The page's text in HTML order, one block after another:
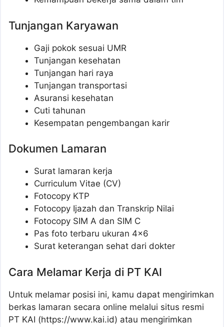
Tunjangan Karyawan
Gaji pokok sesuai UMR
Tunjangan kesehatan
Tunjangan hari raya
Tunjangan transportasi
Asuransi kesehatan
Cuti tahunan
Kesempatan pengembangan karir
Dokumen Lamaran
Surat lamaran kerja
Curriculum Vitae (CV)
Fotocopy KTP
Fotocopy Ijazah dan Transkrip Nilai
Fotocopy SIM A dan SIM C
Pas foto terbaru ukuran 4×6
Surat keterangan sehat dari dokter
Cara Melamar Kerja di PT KAI
Untuk melamar posisi ini, kamu dapat mengirimkan
berkas lamaran secara online melalui situs resmi
PT KAI (https://www.kai.id) atau mengirimkan